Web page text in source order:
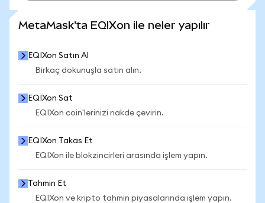
MetaMask'ta EQIXon ile neler yapılır
EQIXon Satın Al
Birkaç dokunuşla satın alın.
EQIXon Sat
EQIXon coin'lerinizi nakde çevirin.
EQIXon Takas Et
EQIXon ile blokzincirleri arasında işlem yapın.
Tahmin Et
EQIXon ve kripto tahmin piyasalarında işlem yapın.